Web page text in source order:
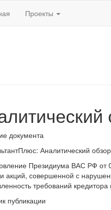
Проекты
документа
Аналитический
Президиума ВАС РФ от
акций, совершенной с
требований
публикации